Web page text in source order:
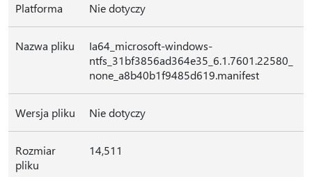
Platforma Nie dotyczy
Nazwa pliku
Ia64_microsoft-windows-
ntfs_31bf3856ad364e35_6.1.7601.22580_
none_a8b40b1f9485d619.manifest
Wersja pliku Nie dotyczy
Rozmiar
pliku
14,511